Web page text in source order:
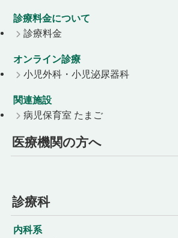
診療料金について
診療料金
オンライン診療
小児外科・小児泌尿器科
関連施設
病児保育室 たまご
医療機関の方へ
診療科
内科系